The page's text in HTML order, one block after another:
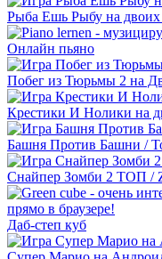
Рыба Ешь Рыбу на двоих
Онлайн пьяно
Побег из Тюрьмы 2 на
Крестики И Нолики на
Башня Против Башни /
Снайпер Зомби 2 ТОП /
Даб-степ куб